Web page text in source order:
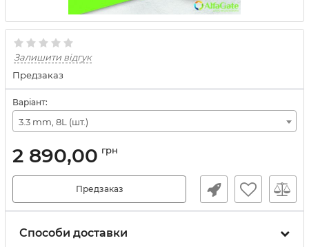
Залишити відгук
Предзаказ
Варіант:
3.3 mm, 8L (шт.)
2 890,00 грн
Предзаказ
Способи доставки